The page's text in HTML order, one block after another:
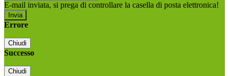
E-mail inviata, si prega di controllare la casella di posta elettronica!
Errore
Chiudi
Successo
Chiudi